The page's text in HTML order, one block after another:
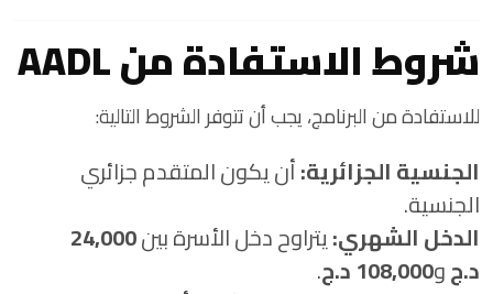
شروط الاستفادة من AADL
للاستفادة من البرنامج، يجب أن تتوفر الشروط التالية:
الجنسية الجزائرية:أن يكون المتقدم جزائري
الجنسية.
الدخل الشهري:يتراوح دخل الأسرة بين24,000
د.جو108,000 د.ج
.